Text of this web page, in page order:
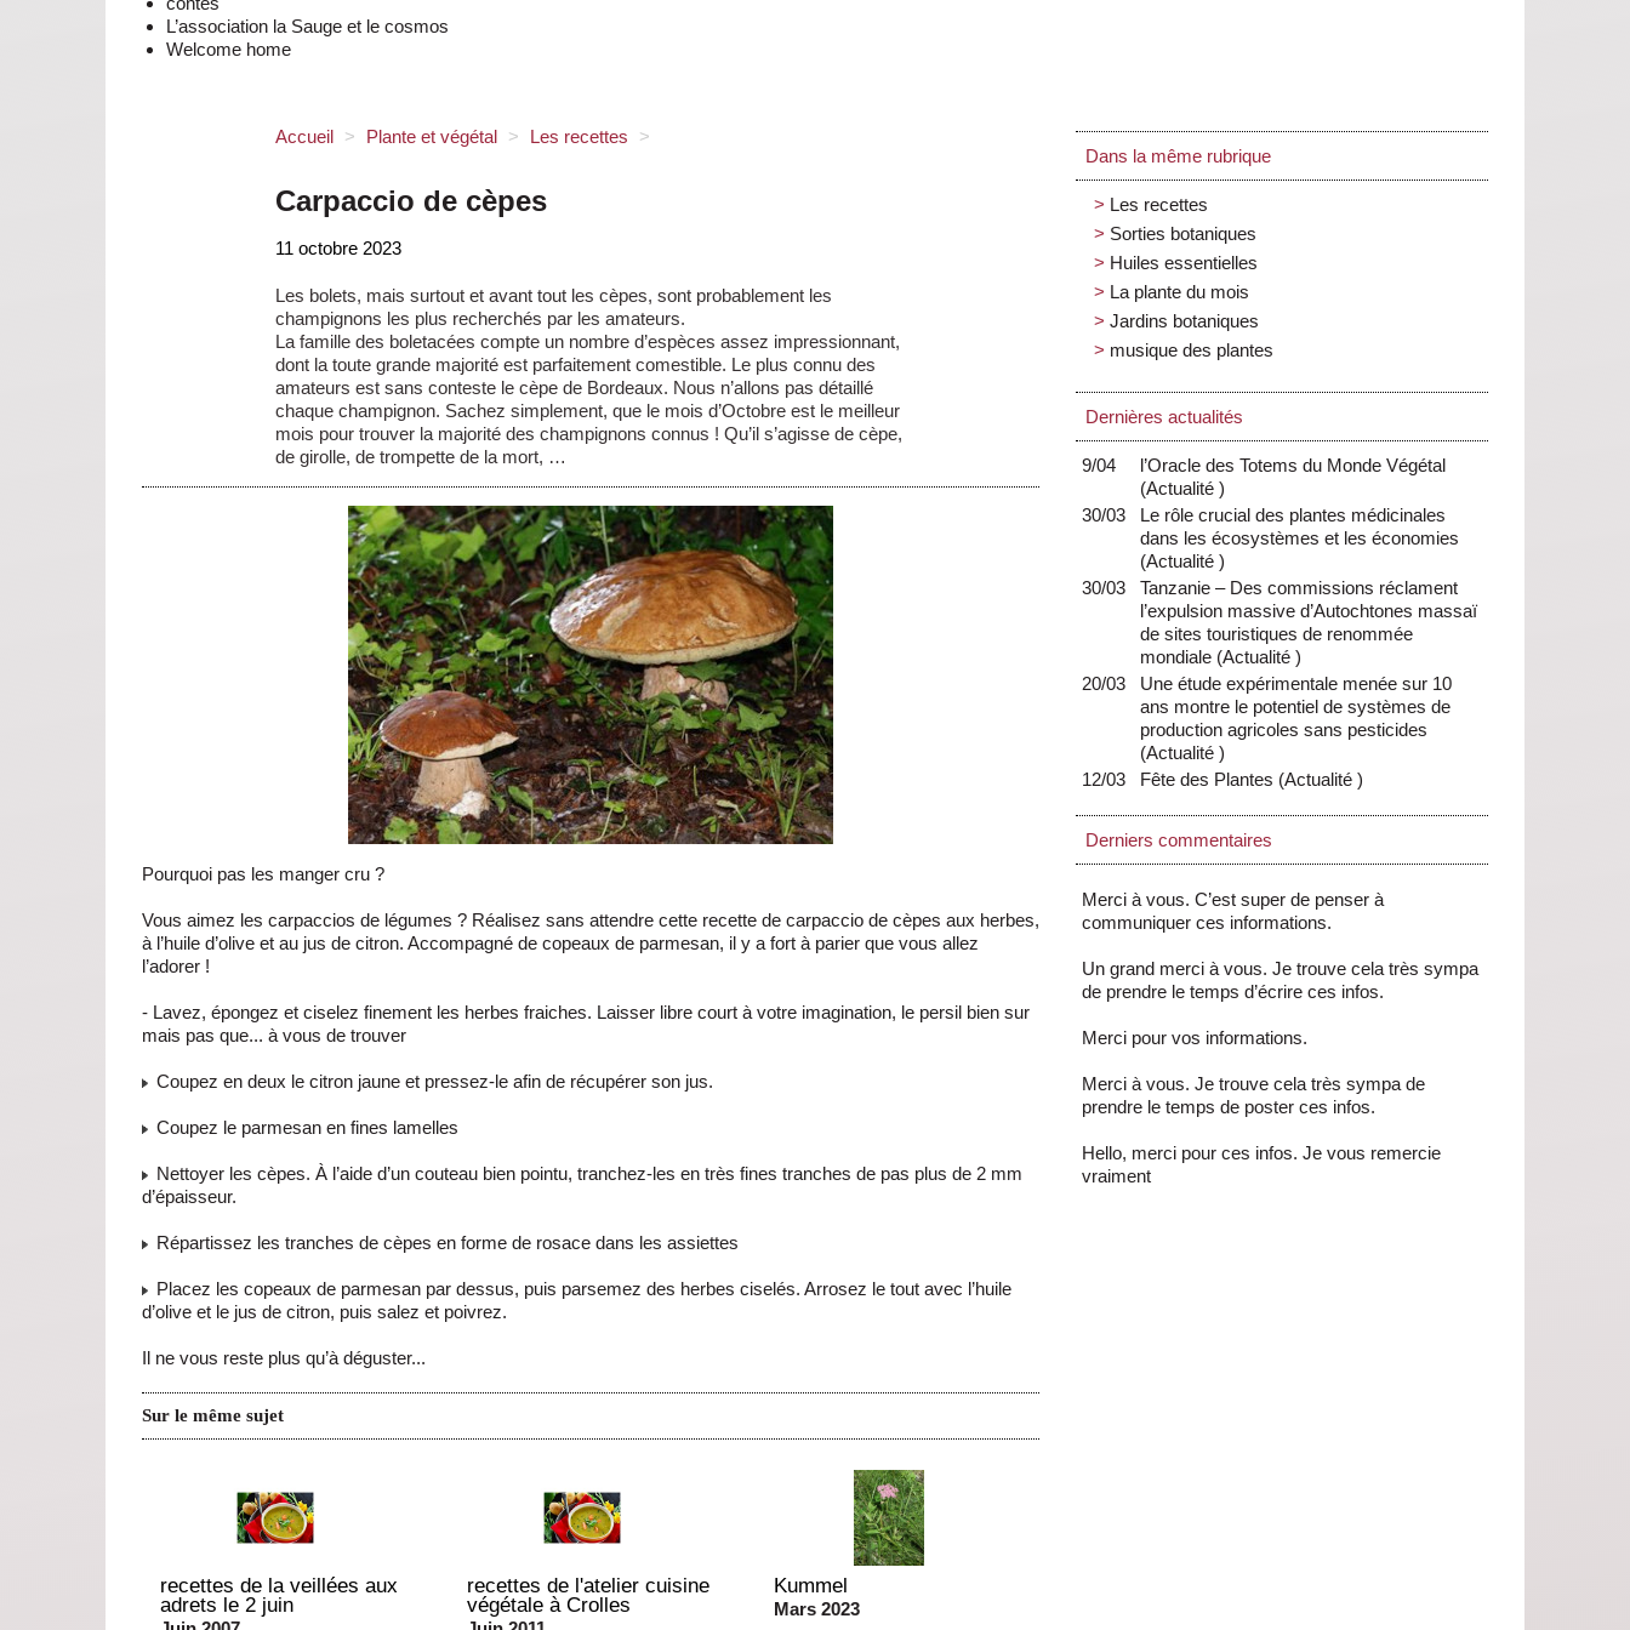
L’association la Sauge et le cosmos
Welcome home
Accueil > Plante et végétal > Les recettes >
Carpaccio de cèpes
11 octobre 2023
Les bolets, mais surtout et avant tout les cèpes, sont probablement les
champignons les plus recherchés par les amateurs.
La famille des boletacées compte un nombre d’espèces assez impressionnant,
dont la toute grande majorité est parfaitement comestible. Le plus connu des
amateurs est sans conteste le cèpe de Bordeaux. Nous n’allons pas détaillé
chaque champignon. Sachez simplement, que le mois d’Octobre est le meilleur
mois pour trouver la majorité des champignons connus ! Qu’il s’agisse de cèpe,
de girolle, de trompette de la mort, …
Pourquoi pas les manger cru ?
Vous aimez les carpaccios de légumes ? Réalisez sans attendre cette recette de carpaccio de cèpes aux herbes,
à l’huile d’olive et au jus de citron. Accompagné de copeaux de parmesan, il y a fort à parier que vous allez
l’adorer !
- Lavez, épongez et ciselez finement les herbes fraiches. Laisser libre court à votre imagination, le persil bien sur
mais pas que... à vous de trouver
Coupez en deux le citron jaune et pressez-le afin de récupérer son jus.
Coupez le parmesan en fines lamelles
Nettoyer les cèpes. À l’aide d’un couteau bien pointu, tranchez-les en très fines tranches de pas plus de 2 mm
d’épaisseur.
Répartissez les tranches de cèpes en forme de rosace dans les assiettes
Placez les copeaux de parmesan par dessus, puis parsemez des herbes ciselés. Arrosez le tout avec l’huile
d’olive et le jus de citron, puis salez et poivrez.
Il ne vous reste plus qu’à déguster...
Sur le même sujet
recettes de la veillées aux
adrets le 2 juin
recettes de l'atelier cuisine
végétale à Crolles
Kummel
Mars 2023
Dans la même rubrique
Les recettes
Sorties botaniques
Huiles essentielles
La plante du mois
Jardins botaniques
musique des plantes
Dernières actualités
9/04
l’Oracle des Totems du Monde Végétal
(Actualité)
30/03
Le rôle crucial des plantes médicinales
dans les écosystèmes et les économies
(Actualité)
30/03
Tanzanie – Des commissions réclament
l’expulsion massive d’Autochtones massaï
de sites touristiques de renommée
mondiale (Actualité)
20/03
Une étude expérimentale menée sur 10
ans montre le potentiel de systèmes de
production agricoles sans pesticides
(Actualité)
12/03
Fête des Plantes (Actualité)
Derniers commentaires
Merci à vous. C’est super de penser à
communiquer ces informations.
Un grand merci à vous. Je trouve cela très sympa
de prendre le temps d’écrire ces infos.
Merci pour vos informations.
Merci à vous. Je trouve cela très sympa de
prendre le temps de poster ces infos.
Hello, merci pour ces infos. Je vous remercie
vraiment